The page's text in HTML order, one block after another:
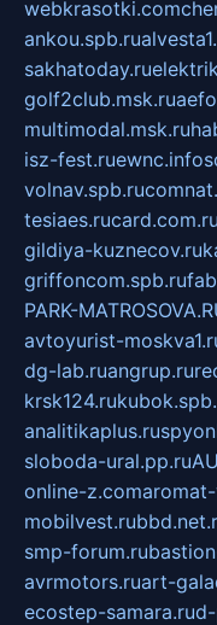
webkrasotki.com
ankou.spb.ru
sakhatoday.ru
golf2club.msk.ru
multimodal.msk.ru
isz-fest.ruewnc.info
volnav.spb.ru
tesiaes.rucard.com.ru
gildiya-kuznecov.ru
griffoncom.spb.ru
PARK-
avtoyurist-
dg-lab.ruangrup.ru
krsk124.ru
analitikaplus.ru
sloboda-ural.pp.ru
online-z.com
mobilvest.ru
smp-forum.ru
avrmotors.ruart-
ecostep-samara.ru